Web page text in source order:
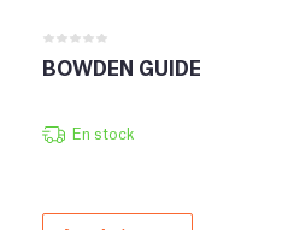
BOWDEN GUIDE
En stock